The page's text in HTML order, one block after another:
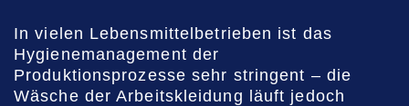
In vielen Lebensmittelbetrieben ist das
Hygienemanagement der
Produktionsprozesse sehr stringent – die
Wäsche der Arbeitskleidung läuft jedoch